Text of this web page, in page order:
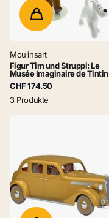
Moulinsart
Figur Tim und Struppi: Le
Musée Imaginaire de Tintin
CHF 174.50
3 Produkte